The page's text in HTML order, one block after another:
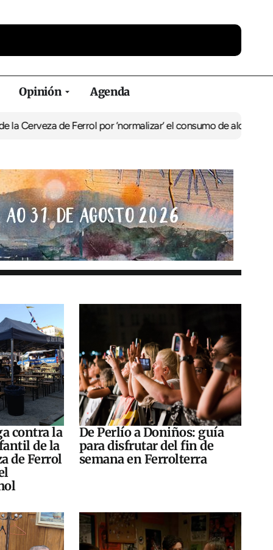
Opinión Agenda
Ferrol por ‘normalizar’ el consumo de alcoholDe Perlío a
contra la
de la
de Ferrol
De Perlío a Doniños: guía
para disfrutar del fin de
semana en Ferrolterra